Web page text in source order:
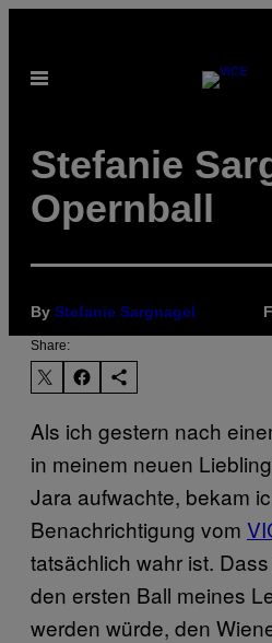
content
Open
Stefanie
Opernball
By Stefanie Sargnagel
Share:
Als ich gestern nach
in meinem neuen
Jara aufwachte, bekam
Benachrichtigung vom
tatsächlich wahr ist.
den ersten Ball meines
werden würde, den